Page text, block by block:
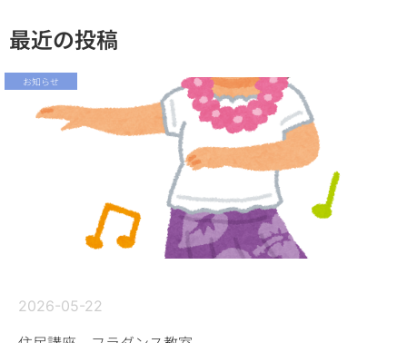
最近の投稿
お知らせ
2026-05-22